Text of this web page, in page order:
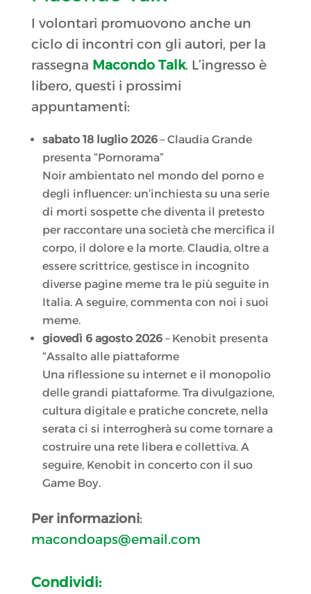
I volontari promuovono anche un
ciclo di incontri con gli autori, per la
rassegna Macondo Talk. L’ingresso è
libero, questi i prossimi
appuntamenti:
sabato 18 luglio 2026– Claudia Grande
presenta “Pornorama”
Noir ambientato nel mondo del porno e
degli influencer: un’inchiesta su una serie
di morti sospette che diventa il pretesto
per raccontare una società che mercifica il
corpo, il dolore e la morte. Claudia, oltre a
essere scrittrice, gestisce in incognito
diverse pagine meme tra le più seguite in
Italia. A seguire, commenta con noi i suoi
meme.
giovedì 6 agosto 2026– Kenobit presenta
“Assalto alle piattaforme
Una riflessione su internet e il monopolio
delle grandi piattaforme. Tra divulgazione,
cultura digitale e pratiche concrete, nella
serata ci si interrogherà su come tornare a
costruire una rete libera e collettiva. A
seguire, Kenobit in concerto con il suo
Game Boy.
Per informazioni:
macondoaps@email.com
Condividi: